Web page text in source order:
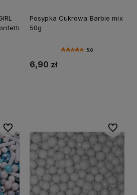
Posypka Cukrowa Barbie mix
50g
5.0
6,90 zł
Do ulubionych Do